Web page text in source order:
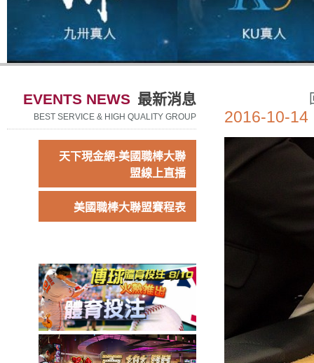
EVENTS NEWS 最新消息
BEST SERVICE & HIGH QUALITY GROUP
天下現金網-美國職棒大聯
盟線上直播
美國職棒大聯盟賽程表
2016-10-14